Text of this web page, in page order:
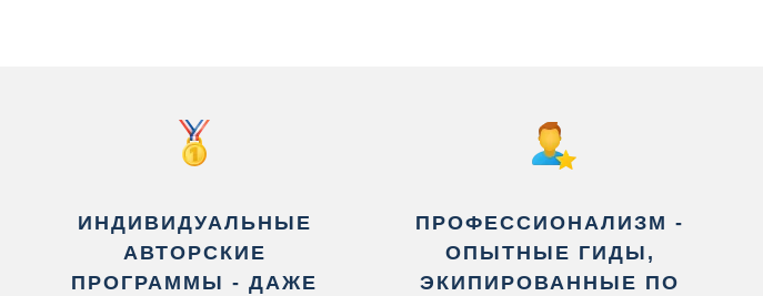
ИНДИВИДУАЛЬНЫЕ
АВТОРСКИЕ
ПРОГРАММЫ - ДАЖЕ
ПРОФЕССИОНАЛИЗМ -
ОПЫТНЫЕ ГИДЫ,
ЭКИПИРОВАННЫЕ ПО